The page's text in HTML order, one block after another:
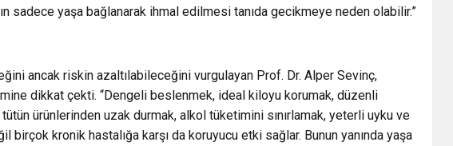
sadece yaşa bağlanarak ihmal edilmesi tanıda gecikmeye neden olabilir.”
ancak riskin azaltılabileceğini vurgulayan Prof. Dr. Alper Sevinç,
dikkat çekti. “Dengeli beslenmek, ideal kiloyu korumak, düzenli
ürünlerinden uzak durmak, alkol tüketimini sınırlamak, yeterli uyku ve
birçok kronik hastalığa karşı da koruyucu etki sağlar. Bunun yanında yaşa